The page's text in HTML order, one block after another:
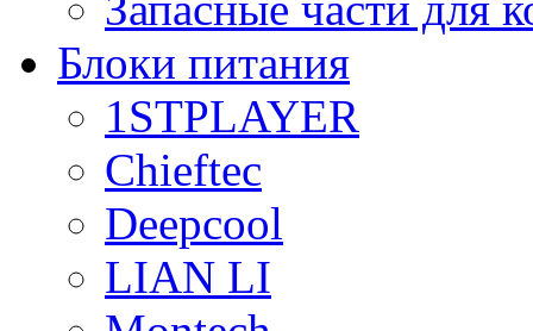
Блоки питания
1STPLAYER
Chieftec
Deepcool
LIAN LI